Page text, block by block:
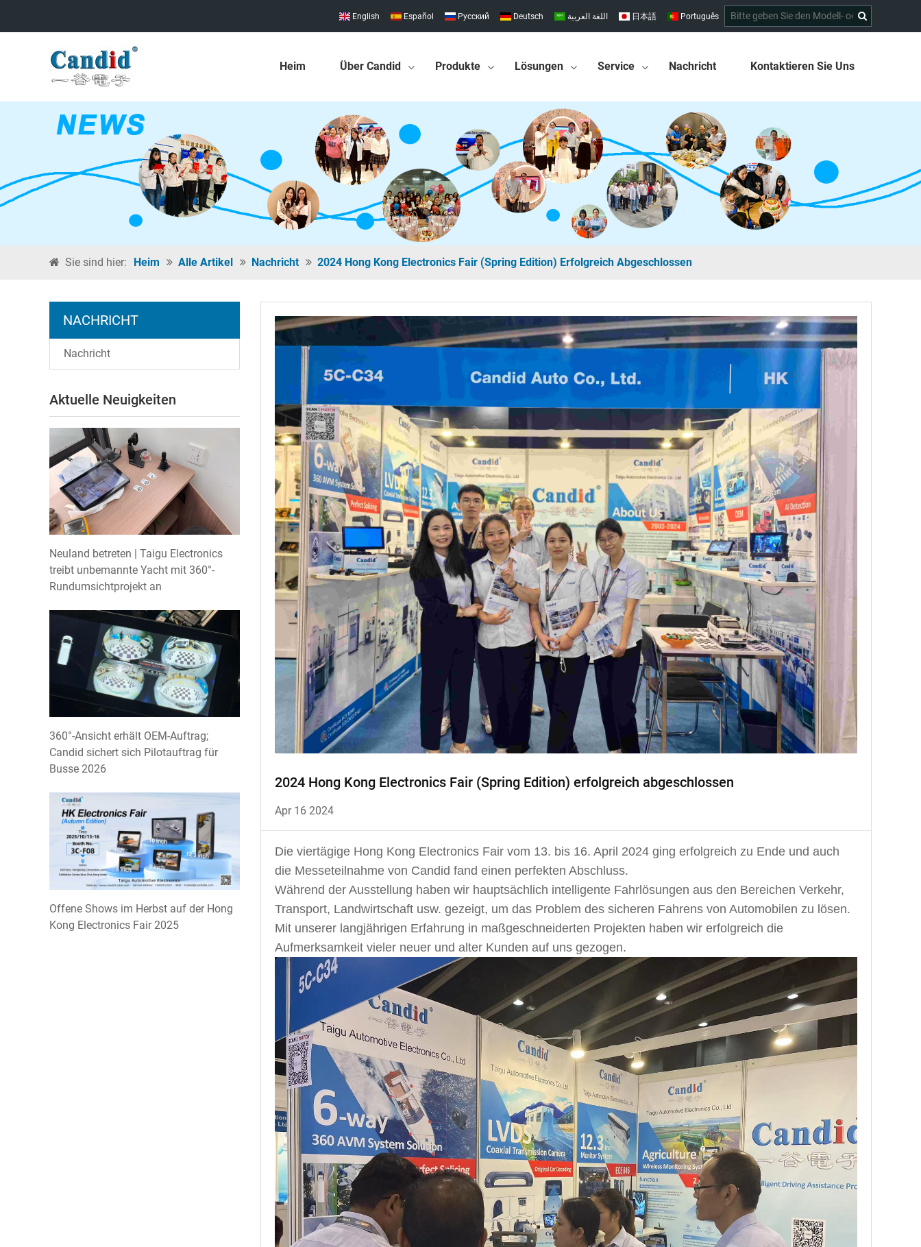
English Español Pусский Deutsch اللغة العربية 日本語 Português
Heim Über Candid Produkte Lösungen Service Nachricht Kontaktieren Sie Uns
Sie sind hier: Heim Alle Artikel Nachricht 2024 Hong Kong Electronics Fair (Spring Edition) Erfolgreich Abgeschlossen
2024 Hong Kong Electronics Fair (Spring Edition) erfolgreich abgeschlossen
Apr 16 2024
Die viertägige Hong Kong Electronics Fair vom 13. bis 16. April 2024 ging erfolgreich zu Ende und auch
die Messeteilnahme von Candid fand einen perfekten Abschluss.
Während der Ausstellung haben wir hauptsächlich intelligente Fahrlösungen aus den Bereichen Verkehr,
Transport, Landwirtschaft usw. gezeigt, um das Problem des sicheren Fahrens von Automobilen zu lösen.
Mit unserer langjährigen Erfahrung in maßgeschneiderten Projekten haben wir erfolgreich die
Aufmerksamkeit vieler neuer und alter Kunden auf uns gezogen.
NACHRICHT
Nachricht
Aktuelle Neuigkeiten
Neuland betreten | Taigu Electronics
treibt unbemannte Yacht mit 360°-
Rundumsichtprojekt an
360°-Ansicht erhält OEM-Auftrag;
Candid sichert sich Pilotauftrag für
Busse 2026
Offene Shows im Herbst auf der Hong
Kong Electronics Fair 2025